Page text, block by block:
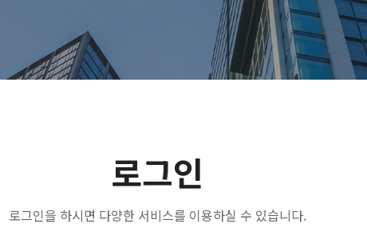
로그인
로그인을 하시면 다양한 서비스를 이용하실 수 있습니다.